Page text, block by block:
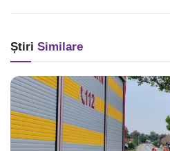
Știri Similare